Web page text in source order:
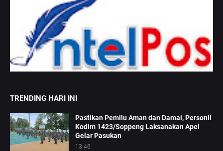
TRENDING HARI INI
Pastikan Pemilu Aman dan Damai, Personil
Kodim 1423/Soppeng Laksanakan Apel
Gelar Pasukan
13.46